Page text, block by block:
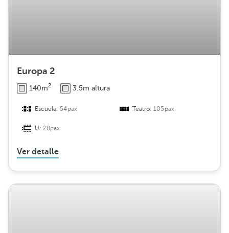
Europa 2
140m2 3.5m altura
Escuela: 54pax Teatro:105pax
U:28pax
Ver detalle